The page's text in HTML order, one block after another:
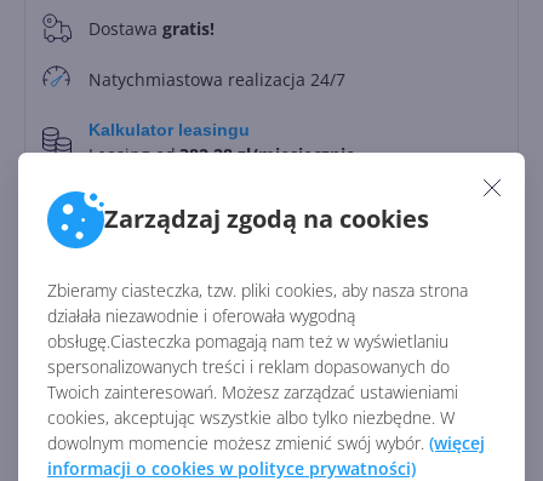
Zarządzaj zgodą na cookies
Zbieramy ciasteczka, tzw. pliki cookies, aby nasza strona
działała niezawodnie i oferowała wygodną
obsługę.Ciasteczka pomagają nam też w wyświetlaniu
spersonalizowanych treści i reklam dopasowanych do
Twoich zainteresowań. Możesz zarządzać ustawieniami
cookies, akceptując wszystkie albo tylko niezbędne. W
dowolnym momencie możesz zmienić swój wybór. (więcej
informacji o cookies w polityce prywatności)
0 Dostawa gratis!
Natychmiastowa realizacja 24/7
Kalkulator leasingu
Leasing od382.28 zł/miesięcznie
Zapłać później
Do30 dni
Identyfikator:45852
Kod producenta:DG7GMGF0PWHS
Zobacz porównanie z innymi pakietami